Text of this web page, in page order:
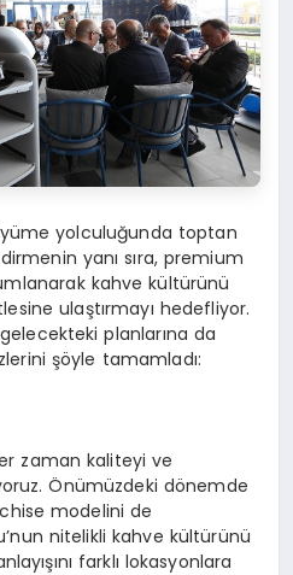
yolculuğunda toptan
yanı sıra, premium
kahve kültürünü
ulaştırmayı hedefliyor.
planlarına da
şöyle tamamladı:
zaman kaliteyi ve
Önümüzdeki dönemde
modelini de
nitelikli kahve kültürünü
farklı lokasyonlara